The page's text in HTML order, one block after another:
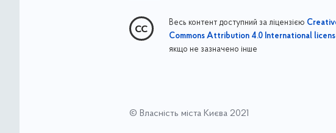
Весь контент доступний за ліцензією
Commons Attribution 4.0 International
якщо не зазначено інше
© Власність міста Києва 2021